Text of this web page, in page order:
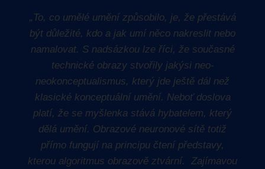
„To, co umělé umění způsobilo, je, že přestává
být důležité, kdo a jak umí něco nakreslit nebo
namalovat. S nadsázkou lze říci, že současné
technické obrazy stvořily jakýsi neo-
neokonceptualismus, který jde ještě dál než
klasické konceptuální umění. Neboť doslova
platí, že se myšlenka stává hybatelem, který
dělá umění. Obrazové neuronové sítě totiž
přímo fungují na principu čtení představy,
kterou algoritmus obrazově ztvární. Zajímavou